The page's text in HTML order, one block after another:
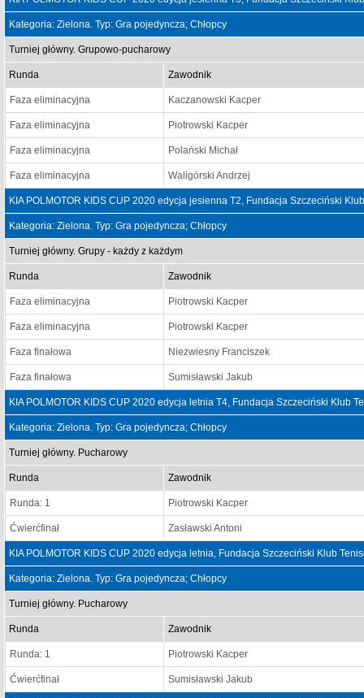
Kategoria: Zielona. Typ: Gra pojedyncza; Chłopcy
Turniej główny. Grupowo-pucharowy
Runda Zawodnik
Faza eliminacyjna Kaczanowski Kacper
Faza eliminacyjna Piotrowski Kacper
Faza eliminacyjna Polański Michał
Faza eliminacyjna Waligórski Andrzej
KIA POLMOTOR KIDS CUP 2020 edycja jesienna T2, Fundacja Szczeciński
Kategoria: Zielona. Typ: Gra pojedyncza; Chłopcy
Turniej główny. Grupy - każdy z każdym
Runda Zawodnik
Faza eliminacyjna Piotrowski Kacper
Faza eliminacyjna Piotrowski Kacper
Faza finałowa Niezwiesny Franciszek
Faza finałowa Sumisławski Jakub
KIA POLMOTOR KIDS CUP 2020 edycja letnia T4, Fundacja Szczeciński Klub
Kategoria: Zielona. Typ: Gra pojedyncza; Chłopcy
Turniej główny. Pucharowy
Runda Zawodnik
Runda: 1 Piotrowski Kacper
Ćwierćfinał Zasławski Antoni
KIA POLMOTOR KIDS CUP 2020 edycja letnia, Fundacja Szczeciński Klub
Kategoria: Zielona. Typ: Gra pojedyncza; Chłopcy
Turniej główny. Pucharowy
Runda Zawodnik
Runda: 1 Piotrowski Kacper
Ćwierćfinał Sumisławski Jakub